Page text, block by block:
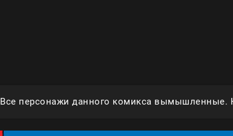
Все персонажи данного комикса вымышленные.